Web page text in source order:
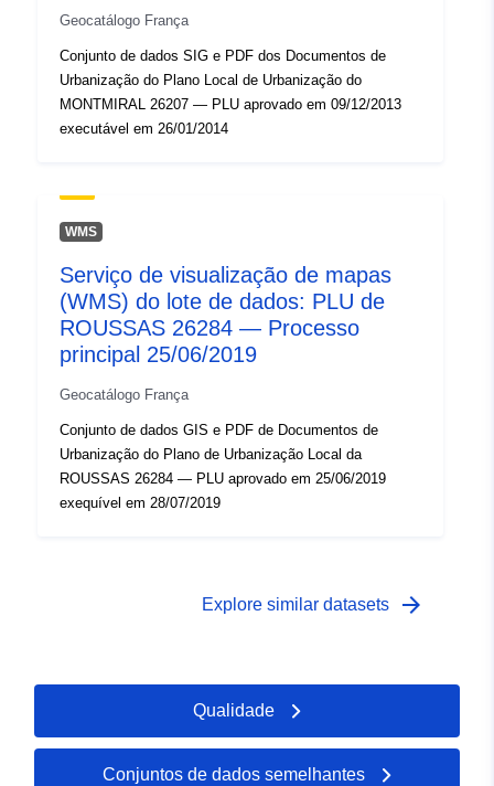
Geocatálogo França
Conjunto de dados SIG e PDF dos Documentos de
Urbanização do Plano Local de Urbanização do
MONTMIRAL 26207 — PLU aprovado em 09/12/2013
executável em 26/01/2014
WMS
Serviço de visualização de mapas
(WMS) do lote de dados: PLU de
ROUSSAS 26284 — Processo
principal 25/06/2019
Geocatálogo França
Conjunto de dados GIS e PDF de Documentos de
Urbanização do Plano de Urbanização Local da
ROUSSAS 26284 — PLU aprovado em 25/06/2019
exequível em 28/07/2019
Explore similar datasets arrow_forward
Qualidade
Conjuntos de dados semelhantes